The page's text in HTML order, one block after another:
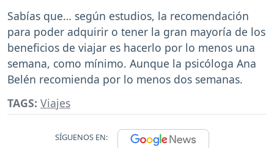
Sabías que… según estudios, la recomendación
para poder adquirir o tener la gran mayoría de los
beneficios de viajar es hacerlo por lo menos una
semana, como mínimo. Aunque la psicóloga Ana
Belén recomienda por lo menos dos semanas.
TAGS: Viajes
SÍGUENOS EN: